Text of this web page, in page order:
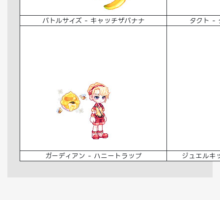
バトルサイズ - キャッチザバナナ タクト -
ガーディアン - ハニートラップ ジュエルキ